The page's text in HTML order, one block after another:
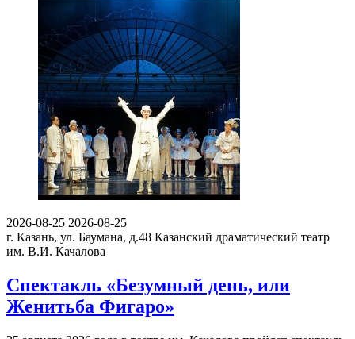
2026-08-25 2026-08-25
г. Казань, ул. Баумана, д.48 Казанский драматический театр
им. В.И. Качалова
Спектакль «Безумный день, или
Женитьба Фигаро»